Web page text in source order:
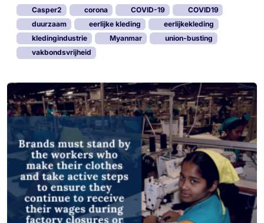
e
l
e
v
n
g
s
k
e
t
e
n
s
h
e
s
u
c
i
n
s
r
i
o
Casper2 corona COVID-19
COVID19
duurzaam
eerlijke kleding
eerlijkekleding
kledingindustrie
Myanmar
union-busting
vakbondsvrijheid